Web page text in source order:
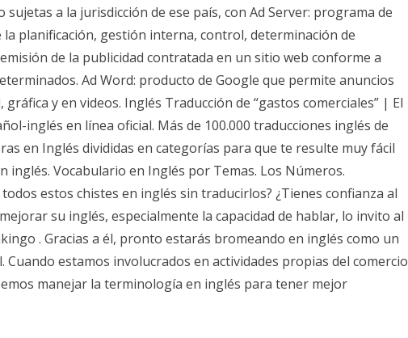
sujetas a la jurisdicción de ese país, con Ad Server: programa de
planificación, gestión interna, control, determinación de
de la publicidad contratada en un sitio web conforme a
Ad Word: producto de Google que permite anuncios
y en videos. Inglés Traducción de “gastos comerciales” | El
inglés en línea oficial. Más de 100.000 traducciones inglés de
en Inglés divididas en categorías para que te resulte muy fácil
inglés. Vocabulario en Inglés por Temas. Los Números.
estos chistes en inglés sin traducirlos? ¿Tienes confianza al
su inglés, especialmente la capacidad de hablar, lo invito al
. Gracias a él, pronto estarás bromeando en inglés como un
estamos involucrados en actividades propias del comercio
manejar la terminología en inglés para tener mejor